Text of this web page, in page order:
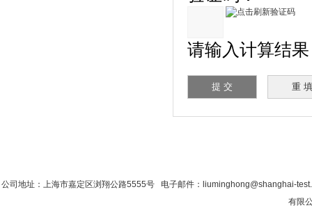
请输入计算结果
公司地址：上海市嘉定区浏翔公路5555号 电子邮件：liuminghong@shanghai-
有限